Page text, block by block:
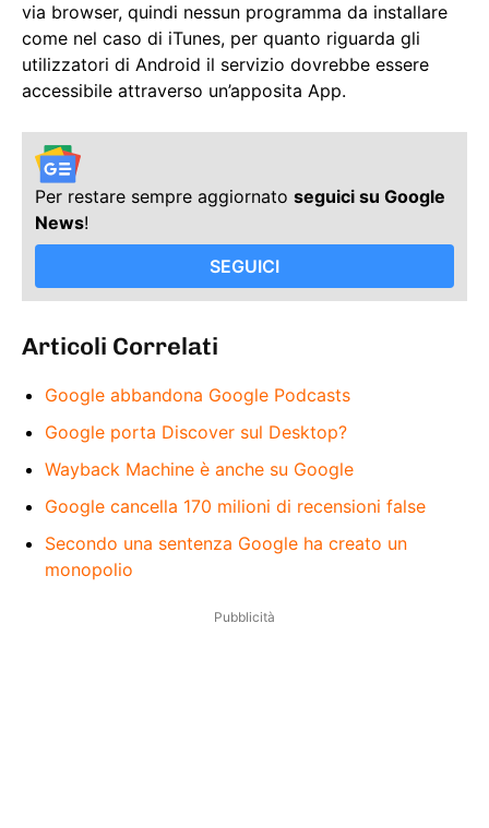
via browser, quindi nessun programma da installare
come nel caso di iTunes, per quanto riguarda gli
utilizzatori di Android il servizio dovrebbe essere
accessibile attraverso un’apposita App.
Per restare sempre aggiornato seguici su Google
News!
SEGUICI
Articoli Correlati
Google abbandona Google Podcasts
Google porta Discover sul Desktop?
Wayback Machine è anche su Google
Google cancella 170 milioni di recensioni false
Secondo una sentenza Google ha creato un
monopolio
Pubblicità